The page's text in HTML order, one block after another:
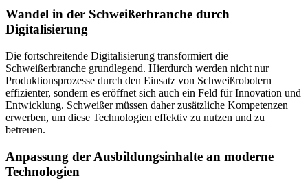
Wandel in der Schweißerbranche durch
Digitalisierung
Die fortschreitende Digitalisierung transformiert die
Schweißerbranche grundlegend. Hierdurch werden nicht nur
Produktionsprozesse durch den Einsatz von Schweißrobotern
effizienter, sondern es eröffnet sich auch ein Feld für Innovation und
Entwicklung. Schweißer müssen daher zusätzliche Kompetenzen
erwerben, um diese Technologien effektiv zu nutzen und zu
betreuen.
Anpassung der Ausbildungsinhalte an moderne
Technologien